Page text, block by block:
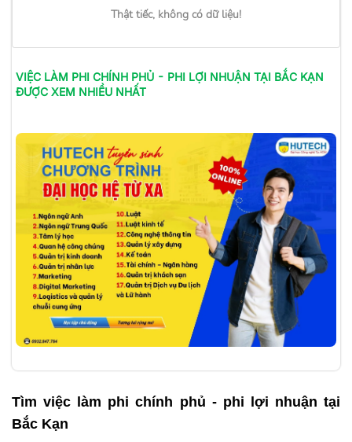
Thật tiếc, không có dữ liệu!
VIỆC LÀM PHI CHÍNH PHỦ - PHI LỢI NHUẬN TẠI BẮC KẠN
ĐƯỢC XEM NHIỀU NHẤT
Tìm việc làm phi chính phủ - phi lợi nhuận tại
Bắc Kạn